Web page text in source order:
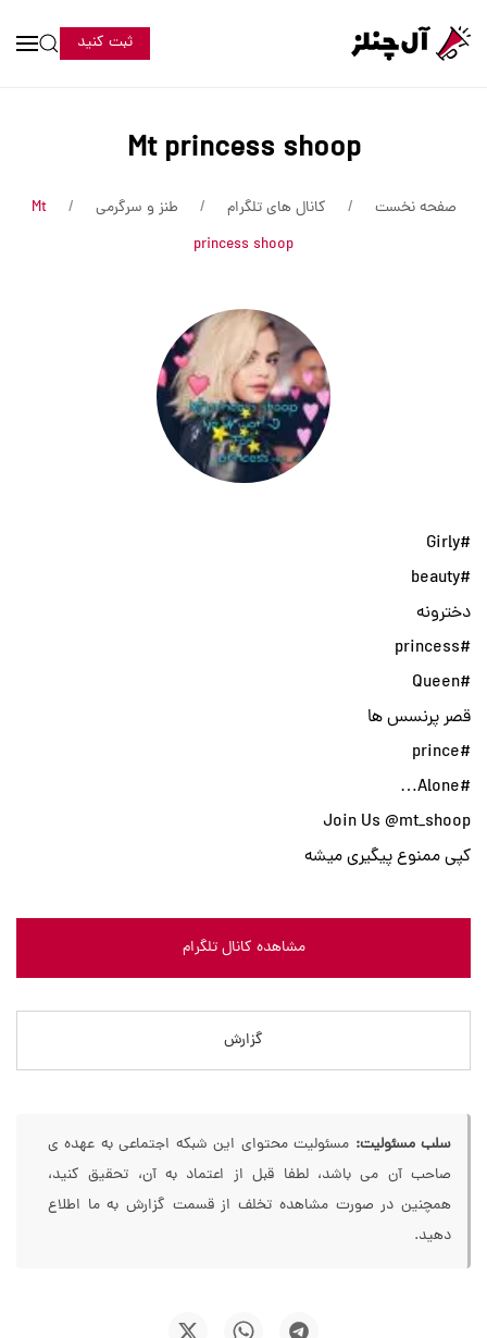
ثبت کنید
Mt princess shoop
صفحه نخست کانال های تلگرام طنز و سرگرمی
Mt
princess shoop
#Girly
#beauty
دخترونه
#princess
#Queen
قصر پرنسس ها
#prince
#Alone…
Join Us @mt_shoop
کپی ممنوع پیگیری میشه
مشاهده کانال تلگرام
گزارش
سلب مسئولیت: مسئولیت محتوای این شبکه اجتماعی به عهده ی
صاحب آن می باشد، لطفا قبل از اعتماد به آن، تحقیق کنید،
همچنین در صورت مشاهده تخلف از قسمت گزارش به ما اطلاع
دهید.